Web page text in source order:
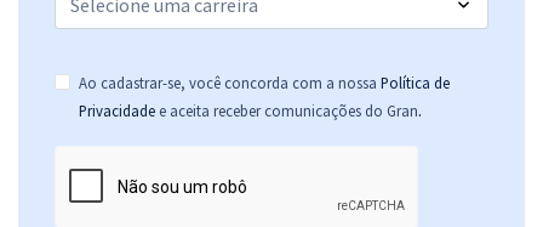
Ao cadastrar-se, você concorda com a nossa Política de
Privacidade e aceita receber comunicações do Gran.